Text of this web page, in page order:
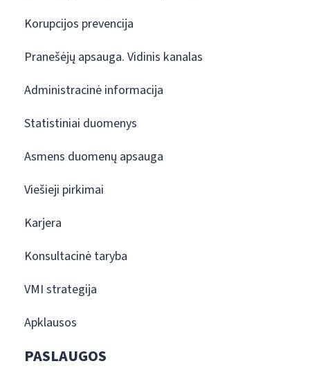
Korupcijos prevencija
Pranešėjų apsauga. Vidinis kanalas
Administracinė informacija
Statistiniai duomenys
Asmens duomenų apsauga
Viešieji pirkimai
Karjera
Konsultacinė taryba
VMI strategija
Apklausos
PASLAUGOS